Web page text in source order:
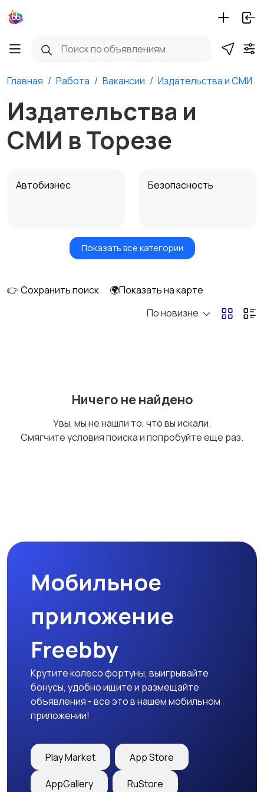
Главная Работа Вакансии Издательства и СМИ
Издательства и
СМИ в Торезе
Автобизнес Безопасность
Бытовые услуги и
Высший менеджмент
Добыча сырья,
Медицина Начало карьеры
Образование и наука
закупки
Показать все категории
👉 Сохранить поиск
🌍Показать на карте
По новизне
Ничего не найдено
Увы, мы не нашли то, что вы искали.
Смягчите условия поиска и попробуйте еще раз.
Мобильное
приложение
Freebby
Крутите колесо фортуны, выигрывайте
бонусы, удобно ищите и размещайте
объявления - все это в нашем мобильном
приложении!
Play Market App Store
AppGallery RuStore